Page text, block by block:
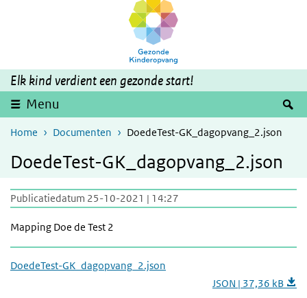
Overslaan en naar de inhoud gaan
Direct naar de hoofdnavigatie
Elk kind verdient een gezonde start!
Menu
Home Documenten DoedeTest-GK_dagopvang_2.json
DoedeTest-GK_dagopvang_2.json
Publicatiedatum 25-10-2021 | 14:27
Mapping Doe de Test 2
DoedeTest-GK_dagopvang_2.json
JSON | 37,36 kB